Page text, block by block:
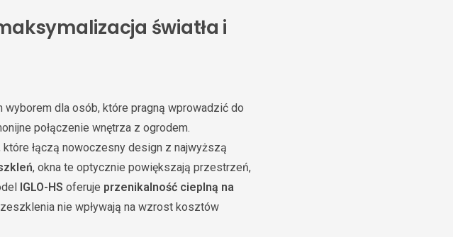
światła i
wyborem dla osób, które pragną wprowadzić do
połączenie wnętrza z ogrodem.
które łączą nowoczesny design z najwyższą
, okna te optycznie powiększają przestrzeń,
IGLO-HS oferuje przenikalność cieplną na
nie wpływają na wzrost kosztów